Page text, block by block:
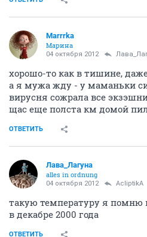
чиво не спим-та??
ладна у Сашки минус три
а мы-то чиво сидим??
ОТВЕТИТЬ
Лава_Лагуна
alles in ordnung
04 октября 2012 Marrrka
дык у меня ж семеро по
тихо- семейство дрыхнет,
болтаемся
ОТВЕТИТЬ
AcliptikA